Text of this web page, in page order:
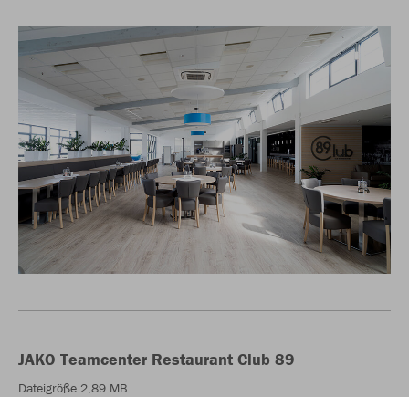
JAKO Teamcenter Restaurant Club 89
Dateigröße 2,89 MB